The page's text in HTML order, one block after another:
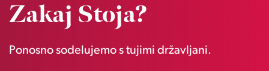
Zakaj Stoja?
Ponosno sodelujemo s tujimi državljani.